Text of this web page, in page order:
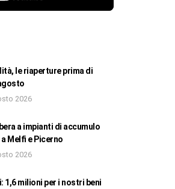
le riaperture prima di
2026
a impianti di accumulo
a Melfi e Picerno
2026
1,6 milioni per i nostri beni